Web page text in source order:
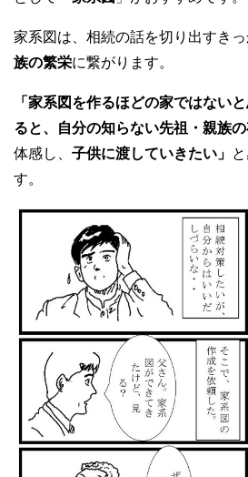
家系図は、相続の話を切り出すきっ
族の繁栄に繋がります。
「家系図を作るほどの家ではない
ると、自分の知らない先祖・親族
体感し、 子供に渡していきたい」
す。